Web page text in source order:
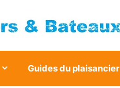
Guides du plaisancier